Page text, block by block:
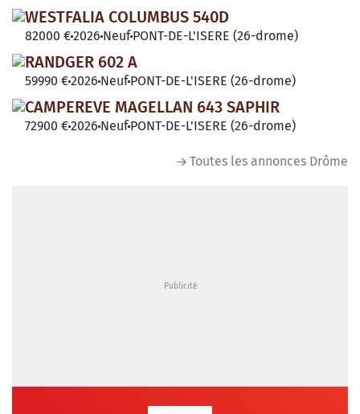
WESTFALIA COLUMBUS 540D
82000 €2026 Neuf PONT-DE-L'ISERE (26-drome)
RANDGER 602 A
59990 €2026 Neuf PONT-DE-L'ISERE (26-drome)
CAMPEREVE MAGELLAN 643 SAPHIR
72900 €2026 Neuf PONT-DE-L'ISERE (26-drome)
Toutes les annonces Drôme